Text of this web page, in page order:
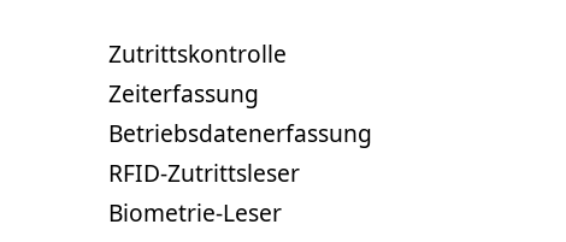
Zutrittskontrolle
Zeiterfassung
Betriebsdatenerfassung
RFID-Zutrittsleser
Biometrie-Leser